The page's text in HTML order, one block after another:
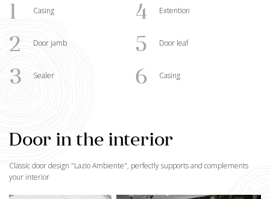
1 Casing 4 Extention
2 Door jamb 5 Door leaf
3 Sealer 6 Casing
Door in the interior
Classic door design "Lazio Ambiente", perfectly supports and complements
your interior